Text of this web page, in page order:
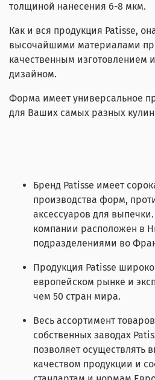
толщиной нанесения 6-8 мкм.
Как и вся продукция Patisse,
высочайшими материалами
качественным изготовлением
дизайном.
Форма имеет универсальное
для Ваших самых разных
Бренд Patisse имеет
производства форм,
аксессуаров для
компании расположен в
подразделениями во
Продукция Patisse
европейском рынке и
чем 50 стран мира.
Весь ассортимент
собственных заводах
позволяет осуществлять
качеством продукции и